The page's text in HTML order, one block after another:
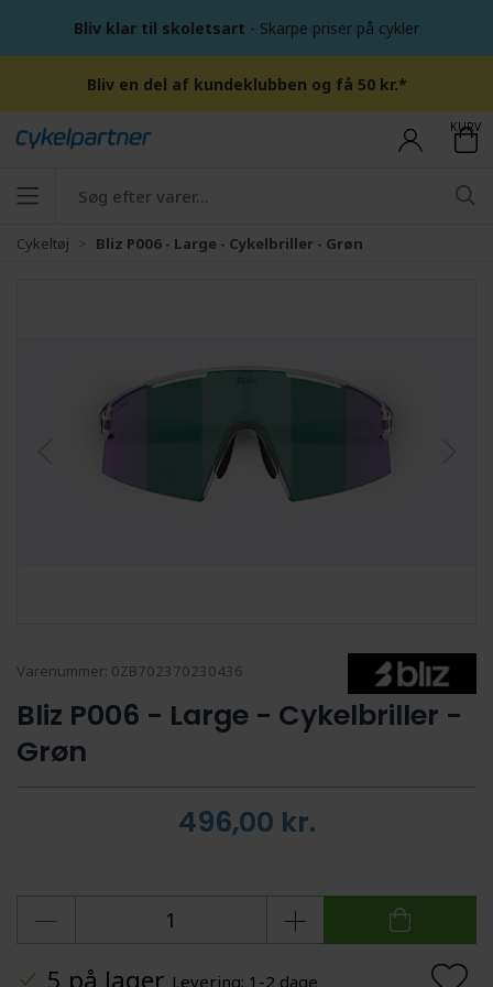
Bliv klar til skoletsart - Skarpe priser på cykler
Bliv en del af kundeklubben og få 50 kr.*
KURV
Cykeltøj Bliz P006 - Large - Cykelbriller - Grøn
Varenummer: 0ZB702370230436
Bliz P006 - Large - Cykelbriller -
Grøn
496,00 kr.
5 på lager Levering: 1-2 dage